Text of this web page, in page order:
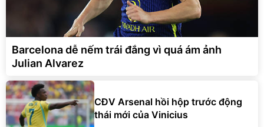
Barcelona dễ nếm trái đắng vì quá ám ảnh
Julian Alvarez
CĐV Arsenal hồi hộp trước động
thái mới của Vinicius